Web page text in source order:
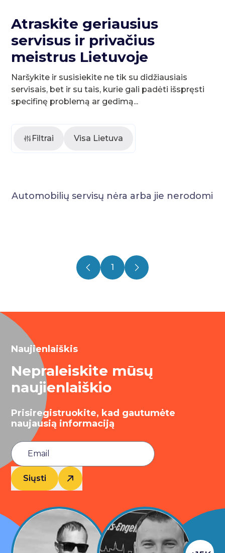
Atraskite geriausius
servisus ir privačius
meistrus Lietuvoje
Naršykite ir susisiekite ne tik su didžiausiais
servisais, bet ir su tais, kurie gali padėti išspręsti
specifinę problemą ar gedimą...
Filtrai Visa Lietuva
Automobilių servisų nėra arba jie nerodomi
1
Naujienlaiškis
Nepraleiskite mūsų
naujienlaiškio
Prisiregistruokite, kad gautumėte
naujausią informaciją
Siųsti